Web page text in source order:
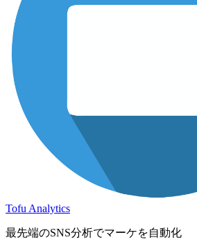
Tofu Analytics
最先端のSNS分析でマーケを自動化